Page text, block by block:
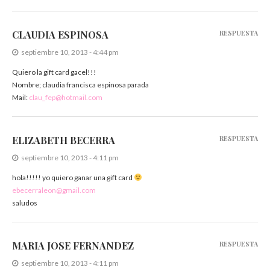
CLAUDIA ESPINOSA
septiembre 10, 2013 - 4:44 pm
Quiero la gift card gacel!!!
Nombre; claudia francisca espinosa parada
Mail: clau_fep@hotmail.com
RESPUESTA
ELIZABETH BECERRA
septiembre 10, 2013 - 4:11 pm
hola!!!!! yo quiero ganar una gift card
ebecerraleon@gmail.com
saludos
RESPUESTA
MARIA JOSE FERNANDEZ
septiembre 10, 2013 - 4:11 pm
RESPUESTA